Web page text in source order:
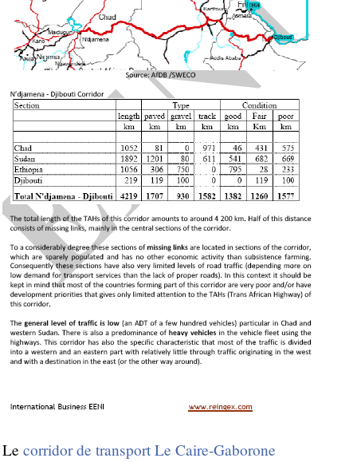
Le corridor de transport Le Caire-Gaborone